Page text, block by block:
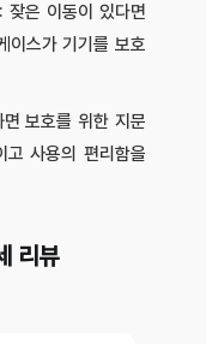
은 이동이 있다면
이스가 기기를 보호
면 보호를 위한 지문
고 사용의 편리함을
리뷰